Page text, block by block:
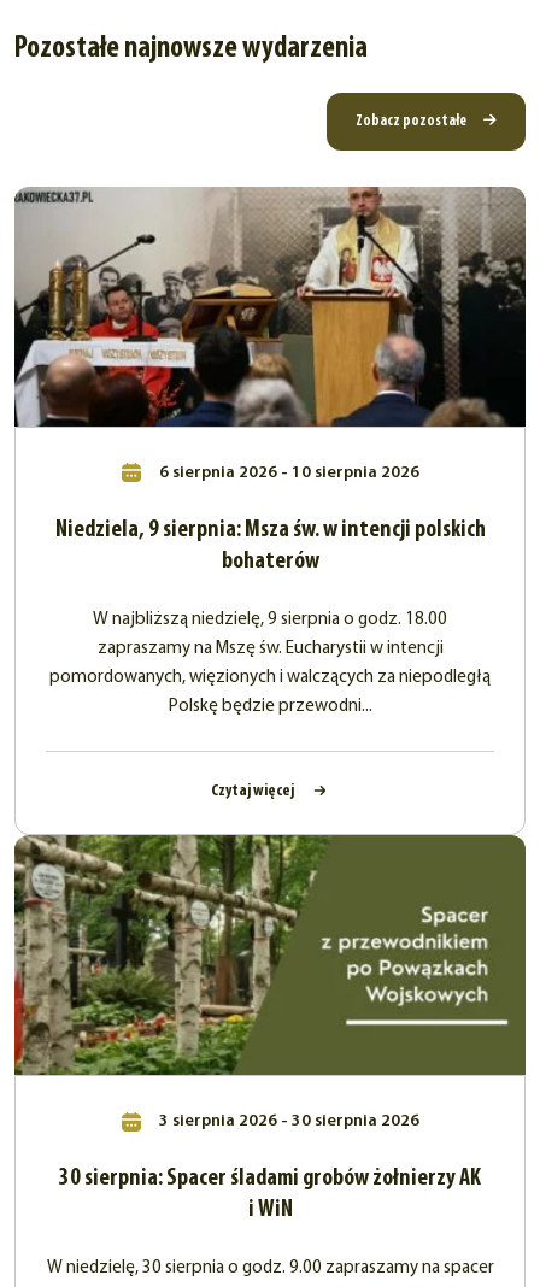
Pozostałe najnowsze wydarzenia
Zobacz pozostałe
6 sierpnia 2026 - 10 sierpnia 2026
Niedziela, 9 sierpnia: Msza św. w intencji polskich
bohaterów
W najbliższą niedzielę, 9 sierpnia o godz. 18.00
zapraszamy na Mszę św. Eucharystii w intencji
pomordowanych, więzionych i walczących za niepodległą
Polskę będzie przewodni...
Czytaj więcej
3 sierpnia 2026 - 30 sierpnia 2026
30 sierpnia: Spacer śladami grobów żołnierzy AK
i WiN
W niedzielę, 30 sierpnia o godz. 9.00 zapraszamy na spacer